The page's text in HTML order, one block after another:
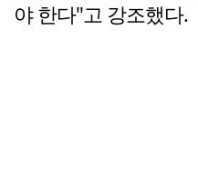
야 한다"고 강조했다.